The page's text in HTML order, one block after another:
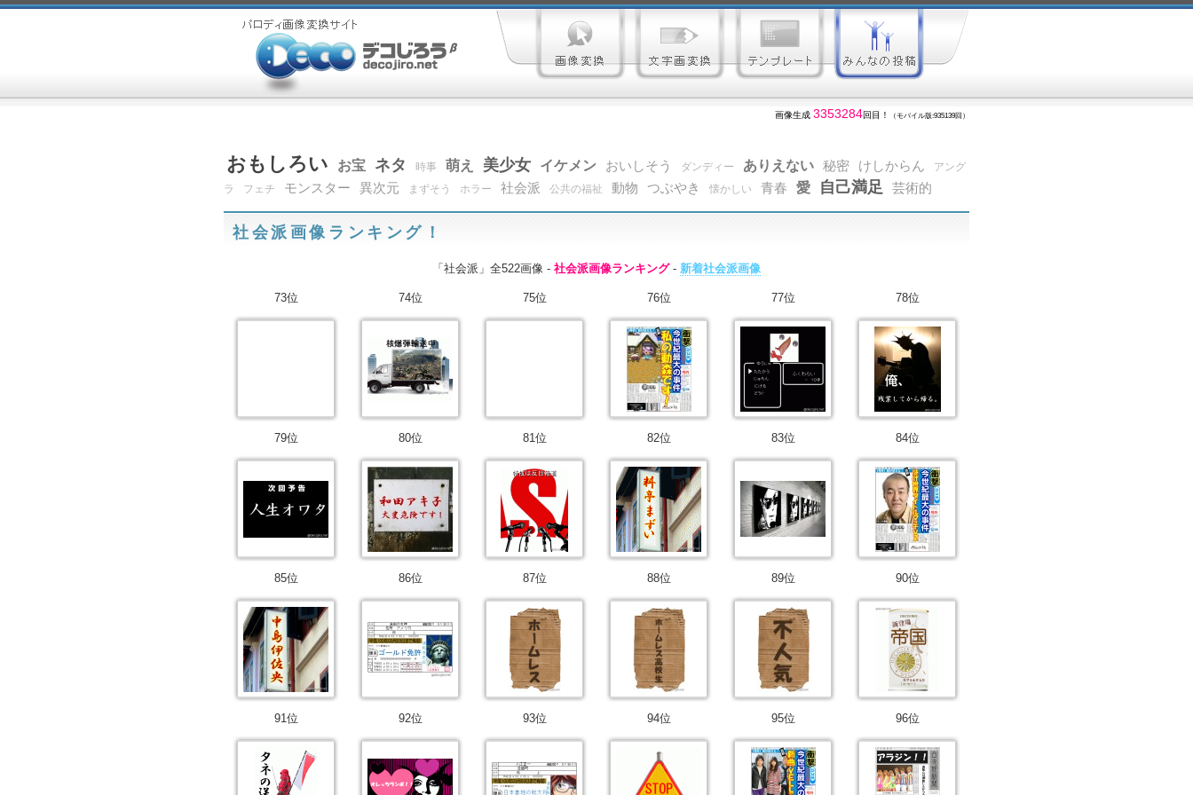
画像生成 3353284回目！ （モバイル版:935139回）
おもしろい お宝 ネタ 時事 萌え 美少女 イケメン おいしそう ダンディー ありえない 秘密 けしからん
アング
ラ
フェチ モンスター 異次元 まずそう ホラー 社会派 公共の福祉 動物 つぶやき 懐かしい 青春 愛 自己満足 芸術的
社会派画像ランキング！
「社会派」全522画像 - 社会派画像ランキング- 新着社会派画像
73位 74位 75位 76位 77位 78位
79位 80位 81位 82位 83位 84位
85位 86位 87位 88位 89位 90位
91位 92位 93位 94位 95位 96位